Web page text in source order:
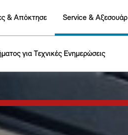
& Απόκτησε Service & Αξεσουάρ
για Τεχνικές Ενημερώσεις